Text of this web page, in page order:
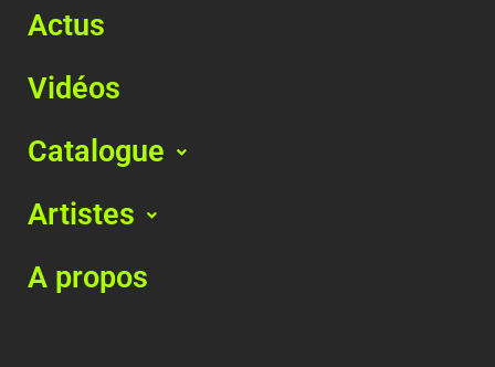
Actus
Vidéos
Catalogue
Artistes
A propos